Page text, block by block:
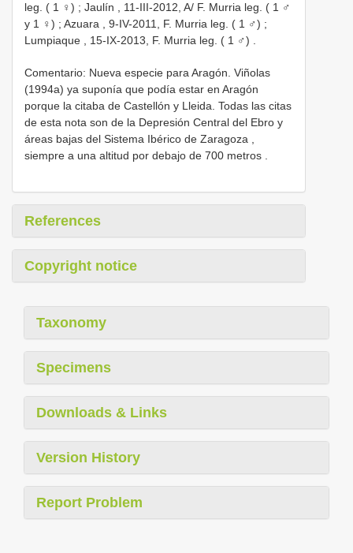
leg. ( 1 ♀) ; Jaulín , 11-III-2012, A/ F. Murria leg. ( 1 ♂
y 1 ♀) ; Azuara , 9-IV-2011, F. Murria leg. ( 1 ♂) ;
Lumpiaque , 15-IX-2013, F. Murria leg. ( 1 ♂)
Comentario: Nueva especie para Aragón. Viñolas
(1994a) ya suponía que podía estar en Aragón
porque la citaba de Castellón y Lleida. Todas las citas
de esta nota son de la Depresión Central del Ebro y
áreas bajas del Sistema Ibérico de Zaragoza ,
siempre a una altitud por debajo de 700 metros
References
Copyright notice
Taxonomy
Specimens
Downloads & Links
Version History
Report Problem